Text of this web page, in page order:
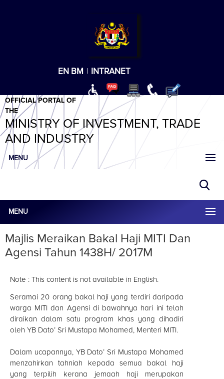
EN BM | INTRANET
OFFICIAL PORTAL OF
THE
MINISTRY OF INVESTMENT, TRADE
AND INDUSTRY
MENU
MENU
Majlis Meraikan Bakal Haji MITI Dan
Agensi Tahun 1438H/ 2017M
Note : This content is not available in English.
Seramai 20 orang bakal haji yang terdiri daripada
warga MITI dan Agensi di bawahnya hari ini telah
diraikan dalam satu program khas yang dihadiri
oleh YB Dato’ Sri Mustapa Mohamed, Menteri MITI.
Dalam ucapannya, YB Dato’ Sri Mustapa Mohamed
menzahirkan tahniah kepada semua bakal haji
yang terpilih kerana jemaah haji merupakan